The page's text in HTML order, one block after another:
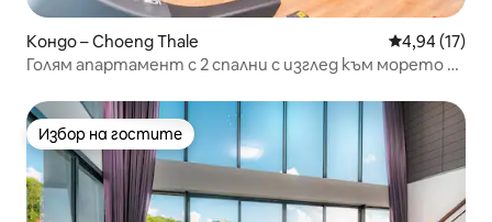
Кондо – Choeng Thale Средна
4,94 (17)
Голям апартамент с 2 спални с изглед към морето и
Избор на гостите
Избор на гостите